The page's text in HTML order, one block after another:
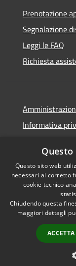
Prenotazione
Segnalazione
Leggi le FAQ
Richiesta
Informativa
Dichiarazione
RSS
Accessibilità
Questo sito web
necessari al corretto
cookie tecnico
Chiudendo questa
maggiori dettagli